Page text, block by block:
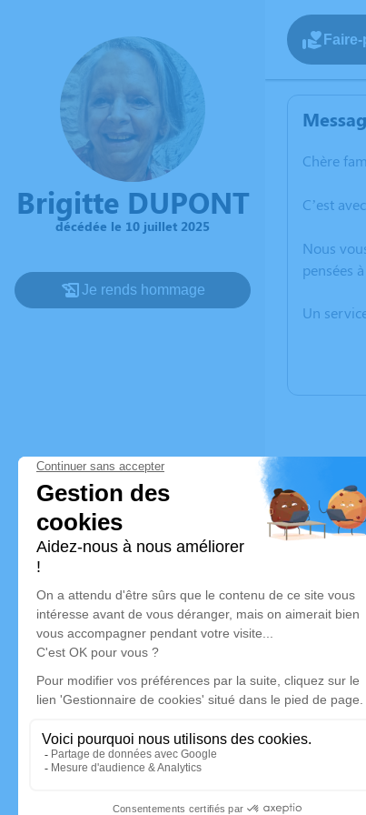
Brigitte DUPONT
décédée le 10 juillet 2025
Je rends hommage
Chère
C’est
Nous
pensées
Un
Le